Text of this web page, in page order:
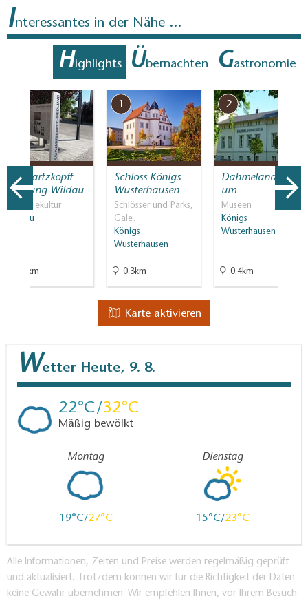
Interessantes in der Nähe ...
Highlights Übernachten Gastronomie
Schwartzkopff-
Siedlung Wildau
Industriekultur
Wildau
2.7km
1
Schloss Königs
Wusterhausen
Schlösser und Parks,
Gale…
Königs
Wusterhausen
0.3km
2
Dahmelandmuse
um
Museen
Königs
Wusterhausen
0.4km
Karte aktivieren
Wetter Heute, 9. 8.
22 32
Mäßig bewölkt
Montag
19 27
Dienstag
15 23
Alle Informationen, Zeiten und Preise werden regelmäßig geprüft
und aktualisiert. Trotzdem können wir für die Richtigkeit der Daten
keine Gewähr übernehmen. Wir empfehlen Ihnen, vor Ihrem Besuch